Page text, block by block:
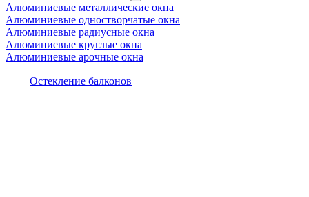
Алюминиевые металлические окна
Алюминиевые одностворчатые окна
Алюминиевые радиусные окна
Алюминиевые круглые окна
Алюминиевые арочные окна
Остекление балконов